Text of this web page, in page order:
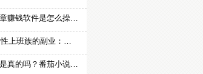
青龙网转发文章赚钱软件是怎么操作的？
2021年适合女性上班族的副业：女生在家赚钱兼职推荐
番茄小说赚钱是真的吗？番茄小说怎么操作赚钱